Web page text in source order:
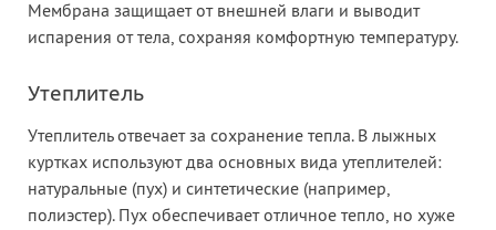
Мембрана защищает от внешней влаги и выводит
испарения от тела, сохраняя комфортную температуру.
Утеплитель
Утеплитель отвечает за сохранение тепла. В лыжных
куртках используют два основных вида утеплителей:
натуральные (пух) и синтетические (например,
полиэстер). Пух обеспечивает отличное тепло, но хуже